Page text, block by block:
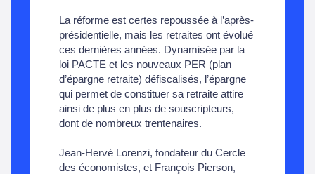
La réforme est certes repoussée à l’après-
présidentielle, mais les retraites ont évolué
ces dernières années. Dynamisée par la
loi PACTE et les nouveaux PER (plan
d’épargne retraite) défiscalisés, l’épargne
qui permet de constituer sa retraite attire
ainsi de plus en plus de souscripteurs,
dont de nombreux trentenaires.
Jean-Hervé Lorenzi, fondateur du Cercle
des économistes, et François Pierson,